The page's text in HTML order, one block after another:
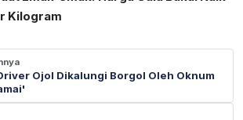
Kilogram
Ojol Dikalungi Borgol Oleh Oknum